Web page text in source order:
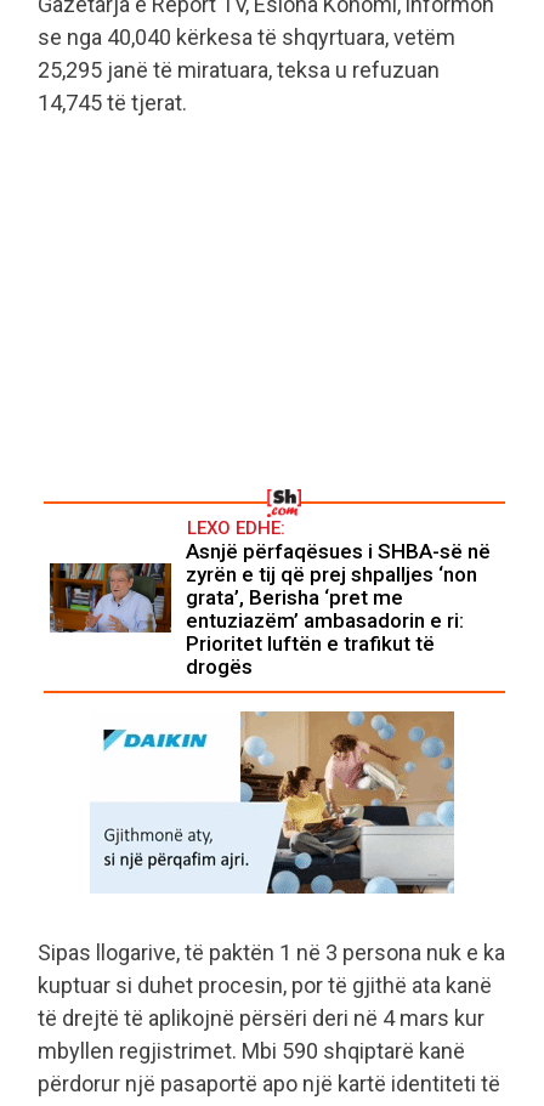
se nga 40,040 kërkesa të shqyrtuara, vetëm
25,295 janë të miratuara, teksa u refuzuan
14,745 të tjerat.
LEXO EDHE:
Asnjë përfaqësues i SHBA-së në
zyrën e tij që prej shpalljes ‘non
grata’, Berisha ‘pret me
entuziazëm’ ambasadorin e ri:
Prioritet luftën e trafikut të
drogës
Sipas llogarive, të paktën 1 në 3 persona nuk e ka
kuptuar si duhet procesin, por të gjithë ata kanë
të drejtë të aplikojnë përsëri deri në 4 mars kur
mbyllen regjistrimet. Mbi 590 shqiptarë kanë
përdorur një pasaportë apo një kartë identiteti të